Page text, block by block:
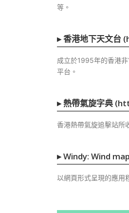
等。
▸香港地下天文
成立於1995年的香港
平台。
▸熱帶氣旋字典
香港熱帶氣旋追擊站所
▸Windy: Wind
以網頁形式呈現的應用